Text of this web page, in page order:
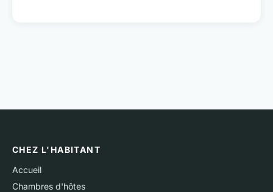
CHEZ L'HABITANT
Accueil
Chambres d'hôtes